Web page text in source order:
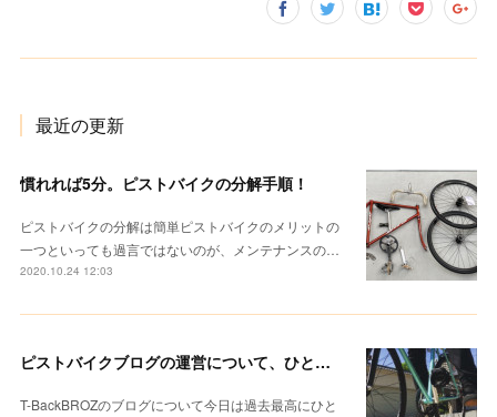
最近の更新
慣れれば5分。ピストバイクの分解手順！
ピストバイクの分解は簡単ピストバイクのメリットの
一つといっても過言ではないのが、メンテナンスの…
2020.10.24 12:03
ピストバイクブログの運営について、ひとりごと。ぼくの「T-BackBROZ」
T-BackBROZのブログについて今日は過去最高にひと